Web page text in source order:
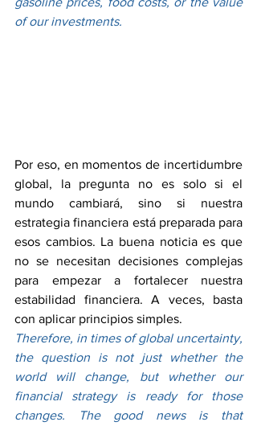
of our investments.
Por eso, en momentos de incertidumbre
global, la pregunta no es solo si el
mundo cambiará, sino si nuestra
estrategia financiera está preparada para
esos cambios. La buena noticia es que
no se necesitan decisiones complejas
para empezar a fortalecer nuestra
estabilidad financiera. A veces, basta
con aplicar principios simples.
Therefore, in times of global uncertainty,
the question is not just whether the
world will change, but whether our
financial strategy is ready for those
changes. The good news is that